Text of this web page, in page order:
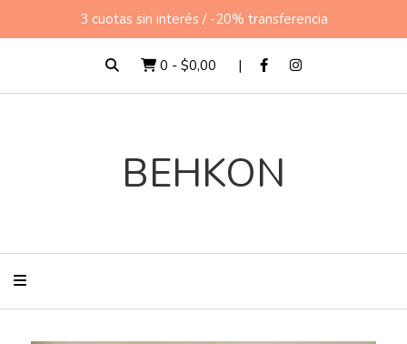
3 cuotas sin interés / -20% transferencia
0 - $0,00
BEHKON